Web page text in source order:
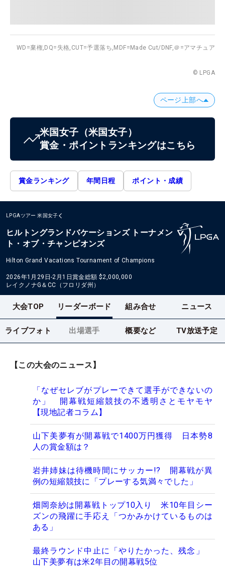
WD=棄権, DQ=失格, CUT=予選落ち, MDF=Made Cut/DNF,＠=アマチュア
© LPGA
ページ上部へ
米国女子 （米国女子）
賞金・ポイントランキングはこちら
賞金ランキング 年間日程 ポイント・成績
LPGAツアー 米国女子
ヒルトングランドバケーションズ トーナメン
ト・オブ・チャンピオンズ
Hilton Grand Vacations Tournament of Champions
2026年1月29日-2月1日賞金総額 $2,000,000
レイクノナG＆CC（フロリダ州）
大会TOP リーダーボード 組み合せ ニュース
ライブフォト 出場選手 概要など TV放送予定
【この大会のニュース】
「なぜセレブがプレーできて選手ができないの
か」 開幕戦短縮競技の不透明さとモヤモヤ
【現地記者コラム】
山下美夢有が開幕戦で1400万円獲得 日本勢8
人の賞金額は？
岩井姉妹は待機時間にサッカー!? 開幕戦が異
例の短縮競技に「プレーする気満々でした」
畑岡奈紗は開幕戦トップ10入り 米10年目シー
ズンの飛躍に手応え「つかみかけているものは
ある」
最終ラウンド中止に「やりたかった、残念」
山下美夢有は米2年目の開幕戦5位